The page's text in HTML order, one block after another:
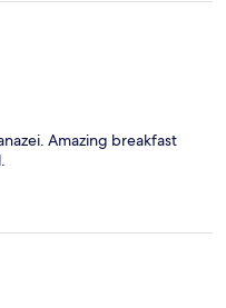
Amazing breakfast